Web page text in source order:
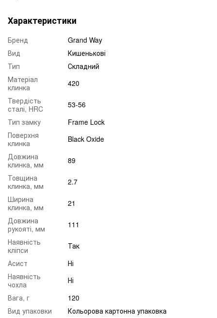
Характеристики
Бренд
Grand Way
Вид
Кишенькові
Тип
Складний
Матеріал
клинка
420
Твердість
сталі, HRC
53-56
Тип замку
Frame Lock
Поверхня
клинка
Black Oxide
Довжина
клинка, мм
89
Товщина
клинка, мм
2.7
Ширина
клинка, мм
21
Довжина
рукояті, мм
111
Наявність
кліпси
Так
Асист
Ні
Наявність
чохла
Ні
Вага, г
120
Вид упаковки
Кольорова картонна упаковка